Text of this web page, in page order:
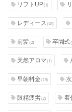
リフトUP(1)
レディース(48)
前髪(2) 卒園式
天然アロマ(1)
早朝料金(19)
眼精疲労(2) 着